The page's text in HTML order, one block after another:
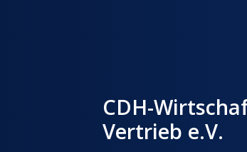
CDH-
Vertrieb e.V.